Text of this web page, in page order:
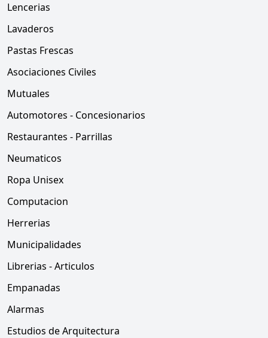
Lencerias
Lavaderos
Pastas Frescas
Asociaciones Civiles
Mutuales
Automotores - Concesionarios
Restaurantes - Parrillas
Neumaticos
Ropa Unisex
Computacion
Herrerias
Municipalidades
Librerias - Articulos
Empanadas
Alarmas
Estudios de Arquitectura